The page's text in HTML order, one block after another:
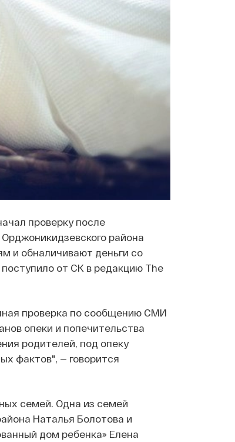
проверку после
района
и обналичивают деньги со
от СК в редакцию The
проверка по сообщению СМИ
опеки и попечительства
родителей, под опеку
фактов", — говорится
семей. Одна из семей
Наталья Болотова и
дом ребенка» Елена